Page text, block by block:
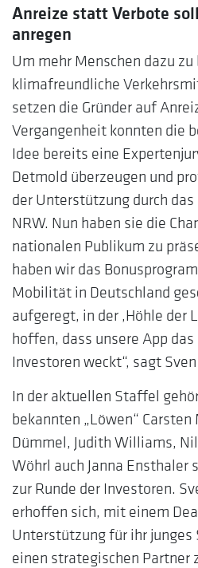
Anreize statt Verbote
anregen
Um mehr Menschen dazu
klimafreundliche
setzen die Gründer auf
Vergangenheit konnten die
Idee bereits eine
Detmold überzeugen und
der Unterstützung durch
NRW. Nun haben sie die
nationalen Publikum zu
haben wir das
Mobilität in Deutschland
aufgeregt, in der ‚Höhle der
hoffen, dass unsere App
Investoren weckt“, sagt
In der aktuellen Staffel
bekannten „Löwen“
Dümmel, Judith Williams,
Wöhrl auch Janna Ensthaler
zur Runde der Investoren.
erhoffen sich, mit einem
Unterstützung für ihr junges
einen strategischen Partner